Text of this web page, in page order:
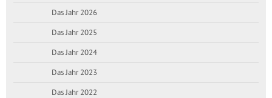
Das Jahr 2026
Das Jahr 2025
Das Jahr 2024
Das Jahr 2023
Das Jahr 2022